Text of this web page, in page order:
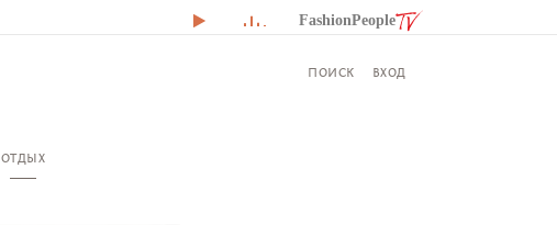
FashionPeople
ПОИСК ВХОД
ОТДЫХ